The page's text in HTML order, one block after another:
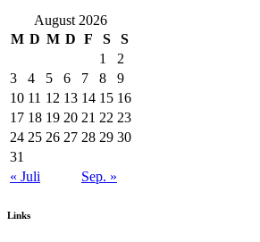
August 2026
M D M D F S
S
1
2
3
4 5 6 7 8
9
10 11 12 13 14 15 16
17 18 19 20 21 22 23
24 25 26 27 28 29 30
31
« Juli
Sep. »
Links